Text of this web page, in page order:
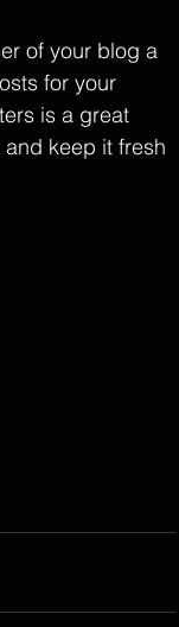
of your blog a
for your
is a great
keep it fresh